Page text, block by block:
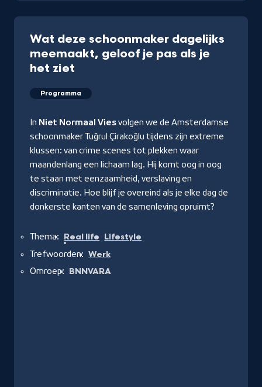
Wat deze schoonmaker dagelijks
meemaakt, geloof je pas als je
het ziet
Programma
In Niet Normaal Viesvolgen we de Amsterdamse
schoonmaker Tuğrul Çirakoğlu tijdens zijn extreme
klussen: van crime scenes tot plekken waar
maandenlang een lichaam lag. Hij komt oog in oog
te staan met eenzaamheid, verslaving en
discriminatie. Hoe blijf je overeind als je elke dag de
donkerste kanten van de samenleving opruimt?
Thema: Real life Lifestyle
Trefwoorden: Werk
Omroep: BNNVARA